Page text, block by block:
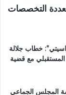
التخصصات
خطاب جلالة
المستقبلي مع قضية
المجلس الجماعي